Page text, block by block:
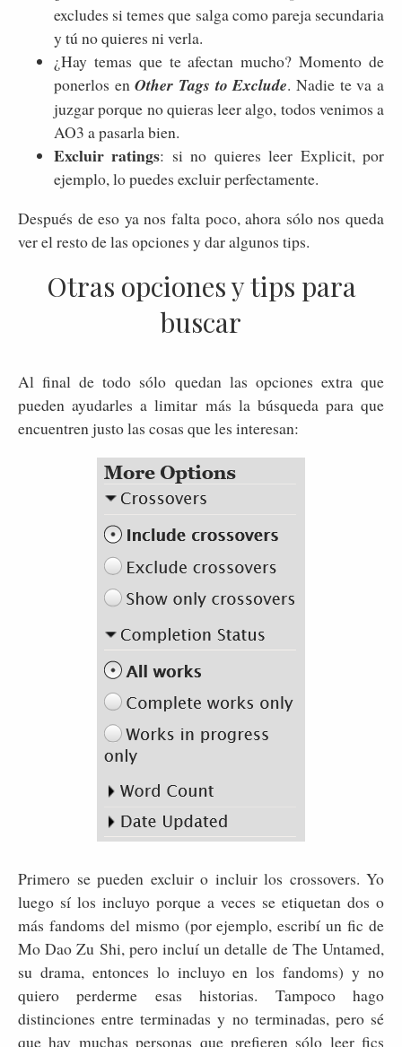
excludes si temes que salga como pareja secundaria
y tú no quieres ni verla.
¿Hay temas que te afectan mucho? Momento de
ponerlos enOther Tags to Exclude. Nadie te va a
juzgar porque no quieras leer algo, todos venimos a
AO3 a pasarla bien.
Excluir ratings: si no quieres leer Explicit, por
ejemplo, lo puedes excluir perfectamente.
Después de eso ya nos falta poco, ahora sólo nos queda
ver el resto de las opciones y dar algunos tips.
Otras opciones y tips para
buscar
Al final de todo sólo quedan las opciones extra que
pueden ayudarles a limitar más la búsqueda para que
encuentren justo las cosas que les interesan:
Primero se pueden excluir o incluir los crossovers. Yo
luego sí los incluyo porque a veces se etiquetan dos o
más fandoms del mismo (por ejemplo, escribí un fic de
Mo Dao Zu Shi, pero incluí un detalle de The Untamed,
su drama, entonces lo incluyo en los fandoms) y no
quiero perderme esas historias. Tampoco hago
distinciones entre terminadas y no terminadas, pero sé
que hay muchas personas que prefieren sólo leer fics